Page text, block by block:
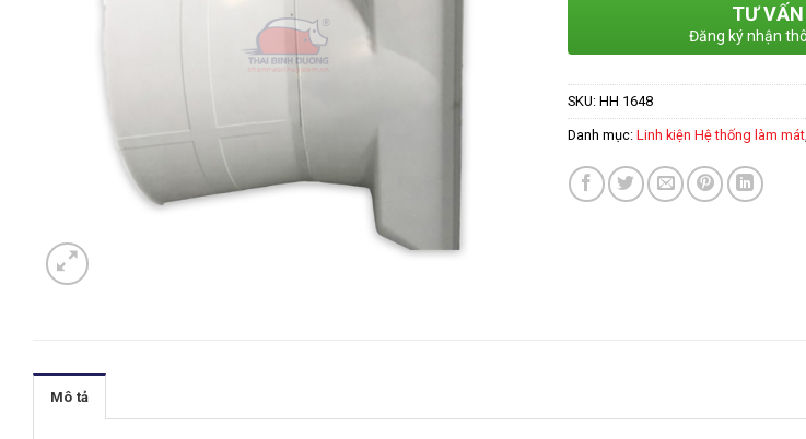
TƯ
Đăng ký nhận
SKU: HH 1648
Danh mục: Linh kiện Hệ thống làm mát,
Mô tả